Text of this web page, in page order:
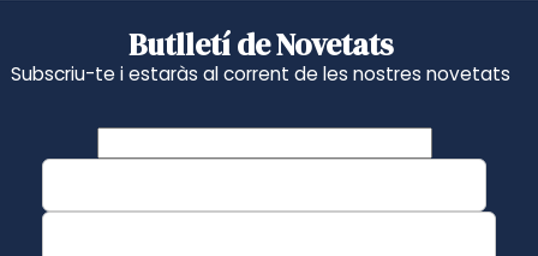
Butlletí de Novetats
Subscriu-te i estaràs al corrent de les nostres novetats